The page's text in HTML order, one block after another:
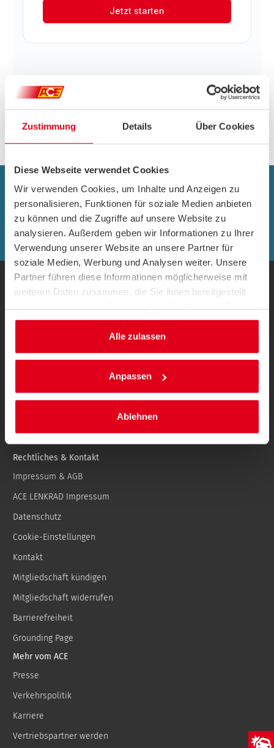
Zustimmung Details Über Cookies
Diese Webseite verwendet Cookies
Wir verwenden Cookies, um Inhalte und Anzeigen zu
personalisieren, Funktionen für soziale Medien anbieten
zu können und die Zugriffe auf unsere Website zu
analysieren. Außerdem geben wir Informationen zu Ihrer
Verwendung unserer Website an unsere Partner für
soziale Medien, Werbung und Analysen weiter. Unsere
Partner führen diese Informationen möglicherweise mit
weiteren Daten zusammen, die Sie ihnen bereitgestellt
gesammelt haben.
Alle zulassen
Anpassen
Ablehnen
ACE-NEWSLETTER ABONNIEREN UND
HOTELGUTSCHEIN SICHERN!
Zu den Newslettern
Leistungen & Tarife
ACE-Tarifwechsel
Mitglieder werben Mitglieder
ADAC Vergleich
Rechtliches & Kontakt
Impressum & AGB
ACE LENKRAD Impressum
Datenschutz
Cookie-Einstellungen
Kontakt
Mitgliedschaft kündigen
Mitgliedschaft widerrufen
Barrierefreiheit
Grounding Page
Mehr vom ACE
Presse
Verkehrspolitik
Karriere
Vertriebspartner werden